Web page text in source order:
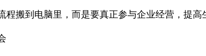
搬到电脑里，而是要真正参与企业经营，提